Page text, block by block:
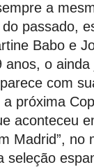
a
passado,
Babo e
o
com
próxima
aconteceu
Madrid”, no
seleção